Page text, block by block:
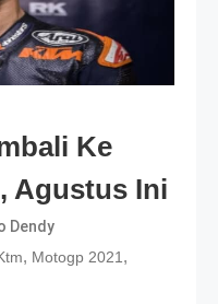
Ke
Agustus Ini
Dendy
, Motogp 2021,